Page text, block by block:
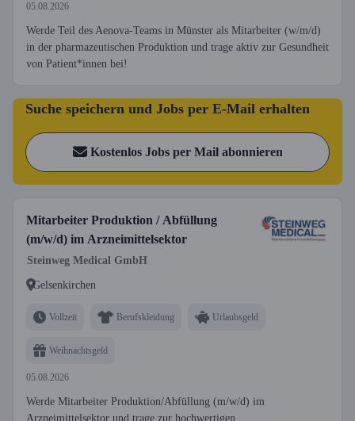
05.08.2026
Werde Teil des Aenova-Teams in Münster als Mitarbeiter (w/m/d)
in der pharmazeutischen Produktion und trage aktiv zur Gesundheit
von Patient*innen bei!
Suche speichern und Jobs per E-Mail erhalten
Kostenlos Jobs per Mail abonnieren
Mitarbeiter Produktion / Abfüllung
(m/w/d) im Arzneimittelsektor
Steinweg Medical GmbH
Gelsenkirchen
Vollzeit Berufskleidung Urlaubsgeld
Weihnachtsgeld
05.08.2026
Werde Mitarbeiter Produktion/Abfüllung (m/w/d) im
Arzneimittelsektor und trage zur hochwertigen